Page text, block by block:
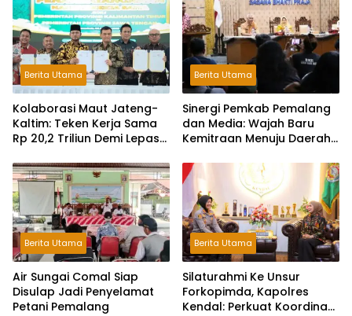
Berita Utama
Kolaborasi Maut Jateng-
Kaltim: Teken Kerja Sama
Rp 20,2 Triliun Demi Lepas
Berita Utama
Sinergi Pemkab Pemalang
dan Media: Wajah Baru
Kemitraan Menuju Daerah
Berita Utama
Air Sungai Comal Siap
Disulap Jadi Penyelamat
Petani Pemalang
Berita Utama
Silaturahmi Ke Unsur
Forkopimda, Kapolres
Kendal: Perkuat Koordinasi